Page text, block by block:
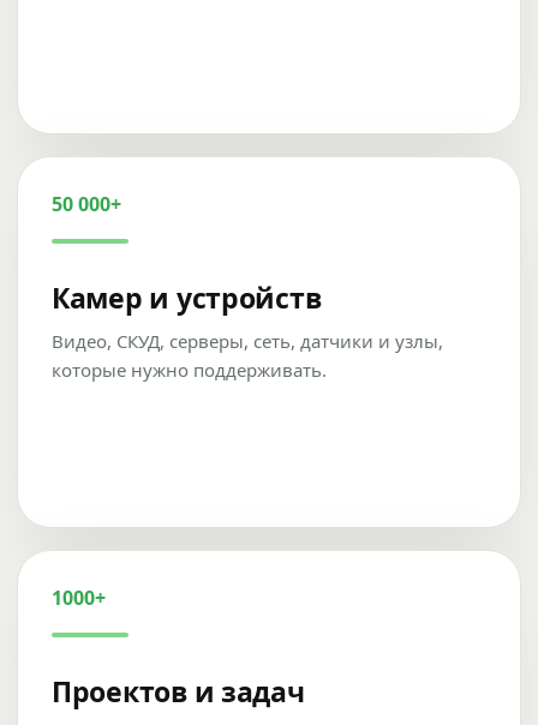
50 000+
Камер и устройств
Видео, СКУД, серверы, сеть, датчики и узлы,
которые нужно поддерживать.
1000+
Проектов и задач